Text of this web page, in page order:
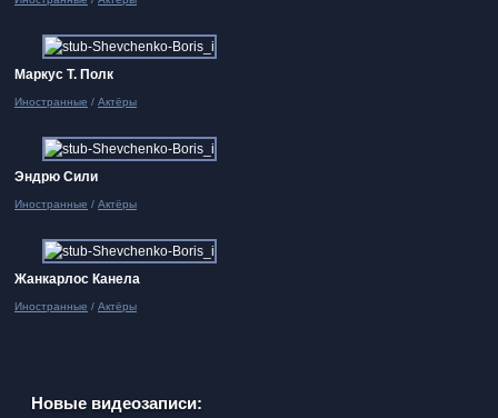
Маркус Т. Полк
Иностранные / Актёры
Эндрю Сили
Иностранные / Актёры
Жанкарлос Канела
Иностранные / Актёры
Новые видеозаписи: